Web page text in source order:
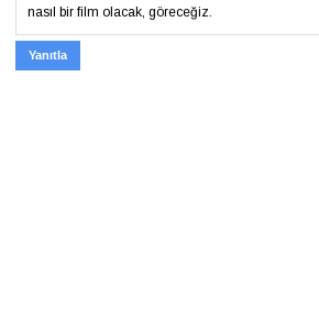
nasıl bir film olacak, göreceğiz.
Yanıtla